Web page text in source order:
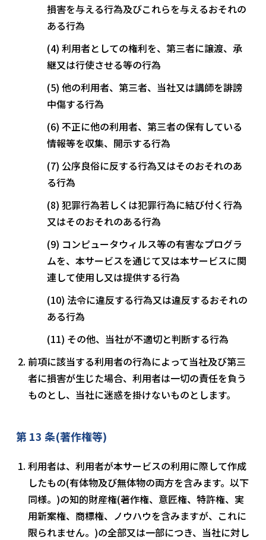
損害を与える行為及びこれらを与えるおそれの
ある行為
利用者としての権利を、第三者に譲渡、承
継又は行使させる等の行為
他の利用者、第三者、当社又は講師を誹謗
中傷する行為
不正に他の利用者、第三者の保有している
情報等を収集、開示する行為
公序良俗に反する行為又はそのおそれのあ
る行為
犯罪行為若しくは犯罪行為に結び付く行為
又はそのおそれのある行為
コンピュータウィルス等の有害なプログラ
ムを、本サービスを通じて又は本サービスに関
連して使用し又は提供する行為
法令に違反する行為又は違反するおそれの
ある行為
その他、当社が不適切と判断する行為
前項に該当する利用者の行為によって当社及び第三
者に損害が生じた場合、利用者は一切の責任を負う
ものとし、当社に迷惑を掛けないものとします。
第 13 条(著作権等)
利用者は、利用者が本サービスの利用に際して作成
したもの(有体物及び無体物の両方を含みます。以下
同様。)の知的財産権(著作権、意匠権、特許権、実
用新案権、商標権、ノウハウを含みますが、これに
限られません。)の全部又は一部につき、当社に対し